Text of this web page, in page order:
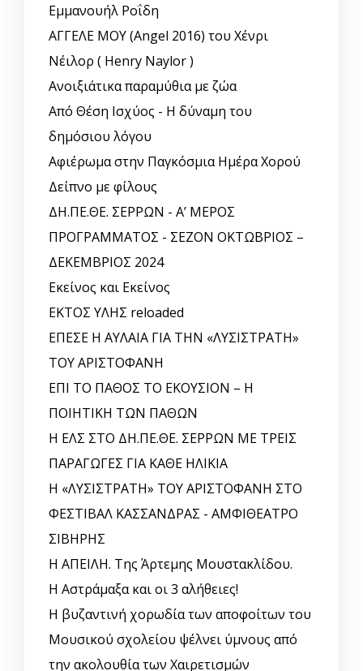
Εμμανουήλ Ροΐδη
ΑΓΓΕΛΕ ΜΟΥ (Angel 2016) του Χένρι
Νέιλορ ( Henry Naylor )
Ανοιξιάτικα παραμύθια με ζώα
Από Θέση Ισχύος - Η δύναμη του
δημόσιου λόγου
Αφιέρωμα στην Παγκόσμια Ημέρα Χορού
Δείπνο με φίλους
ΔΗ.ΠΕ.ΘΕ. ΣΕΡΡΩΝ - Α’ ΜΕΡΟΣ
ΠΡΟΓΡΑΜΜΑΤΟΣ - ΣΕΖΟΝ ΟΚΤΩΒΡΙΟΣ –
ΔΕΚΕΜΒΡΙΟΣ 2024
Εκείνος και Εκείνος
ΕΚΤΟΣ ΥΛΗΣ reloaded
ΕΠΕΣΕ Η ΑΥΛΑΙΑ ΓΙΑ ΤΗΝ «ΛΥΣΙΣΤΡΑΤΗ»
ΤΟΥ ΑΡΙΣΤΟΦΑΝΗ
ΕΠΙ ΤΟ ΠΑΘΟΣ ΤΟ ΕΚΟΥΣΙΟΝ – Η
ΠΟΙΗΤΙΚΗ ΤΩΝ ΠΑΘΩΝ
Η ΕΛΣ ΣΤΟ ΔΗ.ΠΕ.ΘΕ. ΣΕΡΡΩΝ ΜΕ ΤΡΕΙΣ
ΠΑΡΑΓΩΓΕΣ ΓΙΑ ΚΑΘΕ ΗΛΙΚΙΑ
Η «ΛΥΣΙΣΤΡΑΤΗ» ΤΟΥ ΑΡΙΣΤΟΦΑΝΗ ΣΤΟ
ΦΕΣΤΙΒΑΛ ΚΑΣΣΑΝΔΡΑΣ - ΑΜΦΙΘΕΑΤΡΟ
ΣΙΒΗΡΗΣ
Η ΑΠΕΙΛΗ. Της Άρτεμης Μουστακλίδου.
Η Αστράμαξα και οι 3 αλήθειες!
Η βυζαντινή χορωδία των αποφοίτων του
Μουσικού σχολείου ψέλνει ύμνους από
την ακολουθία των Χαιρετισμών